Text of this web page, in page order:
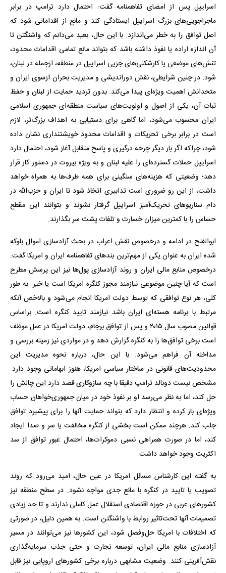
اسراییل پس از امضای تفاهمنامه گفت: احتمال دارد ترامپ در برابر
ماجراجویی‌های بزرگ اسراییل ایستادگی کند و مانع از اقداماتی شود که
اصل توافق را به خطر می‌اندازد. با این حال، بعید می‌دانم که واشنگتن تا
آن اندازه اراده یا نفوذ داشته باشد که بتواند مانع تمامی اقدامات محدود،
تنش‌های موضعی یا کارشکنی‌های جزیی اسراییل در منطقه، ازجمله در لبنان،
شود. در چنین شرایطی، نقش دوراندیشی و مدیریت بحران ازسوی ایران و
متحدانش اهمیت ویژه‌ای پیدا می‌کند. بدون تردید حمایت از لبنان و حفظ
ثبات آن، یکی از اصول و اولویت‌های سیاست منطقه‌ای جمهوری اسلامی
ایران محسوب می‌شود، اما گاهی برای دستیابی به اهداف بزرگ‌تر، لازم
است در برابر برخی تحریکات و اقدامات محدود خویشتنداری نشان داده
شود، چراکه اگر بار دیگر چرخه درگیری و پاسخ متقابل آغاز شود، احتمال دارد
اسراییل حملات گسترده‌ای را علیه لبنان و به ‌ویژه بیروت در دستور کار قرار
دهد؛ وضعیتی که هزینه‌های سنگینی برای همه طرف‌ها به همراه خواهد
داشت، از این رو ضروری است تدابیری اتخاذ شود تا ایران و حزب‌الله در
دام سناریوهای تحریک‌آمیز اسراییل گرفتار نشوند و بتوانند این مقطع
حساس را با کمترین میزان خسارت و تلفات پشت سر بگذارند.
ابوالفتح در ادامه و درخصوص نقش اعراب در بحث آزادسازی اموال بلوکه
شده ایران به عنوان یکی از مهم‌ترین بندهای تفاهمنامه ایران و امریکا گفت:
درخصوص منابع مالی ایران و روند آزادسازی پول‌ها نیز این پرسش مطرح
است که آیا چنین موضوعی نیازمند مجوز کنگره امریکا است یا خیر. به ‌طور
کلی، هر نوع توافقی که توسط دولت امریکا انجام می‌شود و بالاخص آنکه
مرتبط با برنامه هسته‌ای ایران باشد نیازمند تایید کنگره است. براساس
قوانین مصوب سال ۲۰۱۵ و پس از توافق برجام، دولت امریکا در عمل موظف
است برخی توافق‌ها را به کنگره گزارش دهد و در مواردی نیز زمینه بررسی و
مداخله آن فراهم می‌شود. با این حال، درباره نحوه مدیریت این
محدودیت‌های قانونی در ساختار سیاسی امریکا، هنوز ابهاماتی وجود دارد.
مشخص نیست دونالد ترامپ دقیقا با چه سازوکاری قصد دارد این چالش را
حل کند، اما به نظر می‌رسد او بر نفوذ خود در میان جمهوری‌خواهان حساب
ویژه‌ای باز کرده و انتظار دارد که بتواند حمایت آنها را برای پیشبرد توافق
جلب کند. هرچند ممکن است بخشی از کنگره مخالفت یا سر و صدا ایجاد
کند، اما در صورت همراهی نسبی دموکرات‌ها، احتمال عبور توافق از سد
اکثریت وجود خواهد داشت.
به گفته این کارشناس مسائل امریکا در عین حال، امید می‌رود که روند
تصویب یا تایید در کنگره با مانع جدی مواجه نشود. در سطح منطقه نیز
کشورهای عربی در حوزه اقتصادی استقلال عمل کاملی ندارند و تا حد زیادی
تصمیمات آنها تحت‌تاثیر روابط با واشنگتن است. به همین دلیل، در صورتی
که اختلافات با امریکا حل‌وفصل شود، این کشورها نیز می‌توانند در مسیر
آزادسازی منابع مالی ایران، توسعه تجارت و حتی جذب سرمایه‌گذاری
نقش‌آفرینی کنند. وضعیت مشابهی درباره برخی کشورهای اروپایی نیز قابل